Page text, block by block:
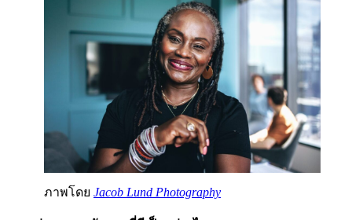
ภาพโดย Jacob Lund Photography